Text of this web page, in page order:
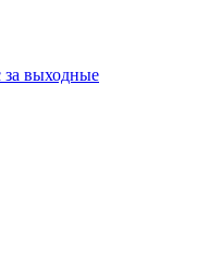
выходные